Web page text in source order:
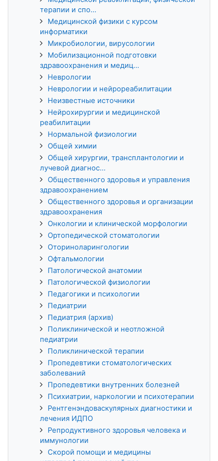
терапии и спо...
Медицинской физики с курсом
информатики
Микробиологии, вирусологии
Мобилизационной подготовки
здравоохранения и медиц...
Неврологии
Неврологии и нейрореабилитации
Неизвестные источники
Нейрохирургии и медицинской
реабилитации
Нормальной физиологии
Общей химии
Общей хирургии, трансплантологии и
лучевой диагнос...
Общественного здоровья и управления
здравоохранением
Общественного здоровья и организации
здравоохранения
Онкологии и клинической морфологии
Ортопедической стоматологии
Оториноларингологии
Офтальмологии
Патологической анатомии
Патологической физиологии
Педагогики и психологии
Педиатрии
Педиатрия (архив)
Поликлинической и неотложной
педиатрии
Поликлинической терапии
Пропедевтики стоматологических
заболеваний
Пропедевтики внутренних болезней
Психиатрии, наркологии и психотерапии
Рентгенэндоваскулярных диагностики и
лечения ИДПО
Репродуктивного здоровья человека и
иммунологии
Скорой помощи и медицины